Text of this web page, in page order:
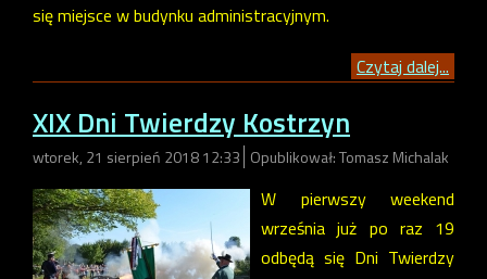
się miejsce w budynku administracyjnym.
Czytaj dalej...
XIX Dni Twierdzy Kostrzyn
wtorek, 21 sierpień 2018 12:33 Opublikował: Tomasz Michalak
W pierwszy weekend
września już po raz 19
odbędą się Dni Twierdzy